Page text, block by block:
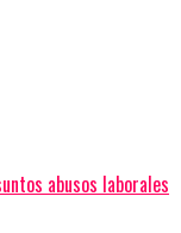
abusos laborales